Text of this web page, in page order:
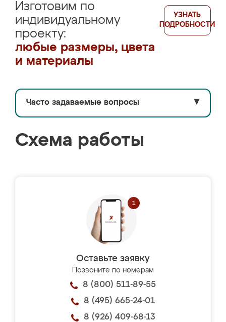
Изготовим по
индивидуальному
проекту:
любые размеры, цвета
и материалы
УЗНАТЬ
ПОДРОБНОСТИ
Часто задаваемые вопросы ▼
Схема работы
Оставьте заявку
Позвоните по номерам
8 (800) 511-89-55
8 (495) 665-24-01
8 (926) 409-68-13